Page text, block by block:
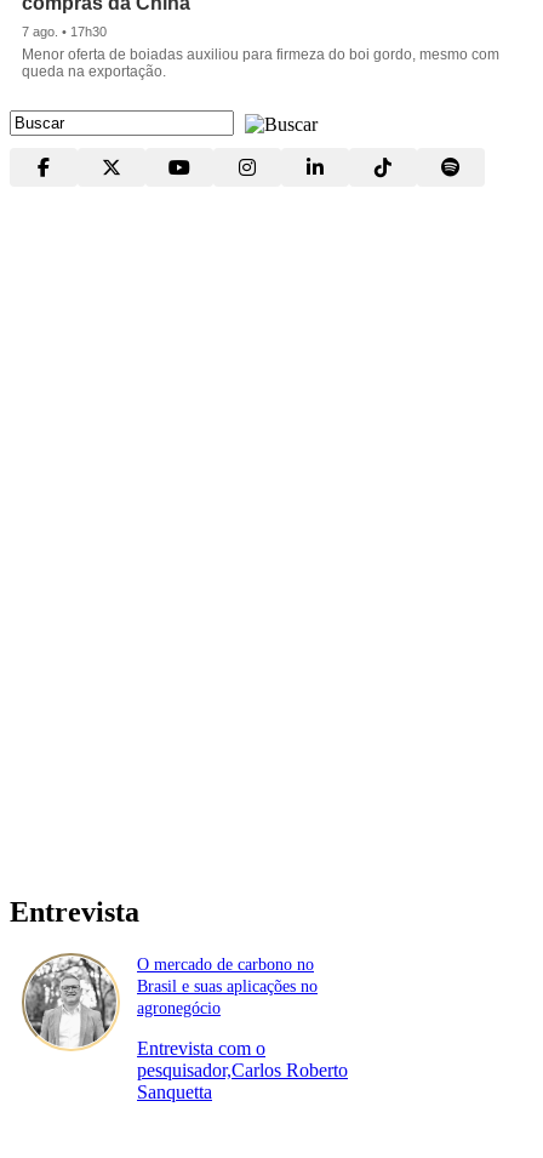
7 ago. • 17h30
Menor oferta de boiadas auxiliou para firmeza do boi gordo, mesmo com
queda na exportação.
Entrevista
O mercado de carbono no
Brasil e suas aplicações no
agronegócio
Entrevista com o
pesquisador,Carlos Roberto
Sanquetta